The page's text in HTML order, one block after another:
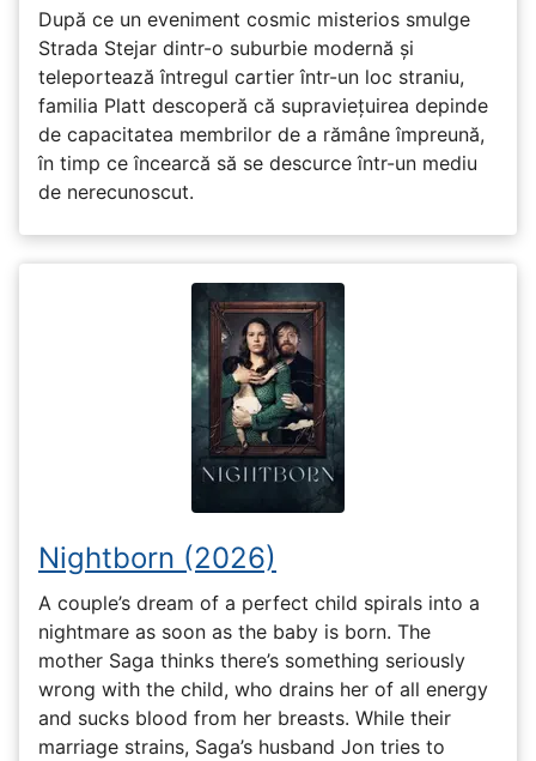
După ce un eveniment cosmic misterios smulge
Strada Stejar dintr-o suburbie modernă și
teleportează întregul cartier într-un loc straniu,
familia Platt descoperă că supraviețuirea depinde
de capacitatea membrilor de a rămâne împreună,
în timp ce încearcă să se descurce într-un mediu
de nerecunoscut.
Nightborn (2026)
A couple’s dream of a perfect child spirals into a
nightmare as soon as the baby is born. The
mother Saga thinks there’s something seriously
wrong with the child, who drains her of all energy
and sucks blood from her breasts. While their
marriage strains, Saga’s husband Jon tries to